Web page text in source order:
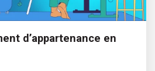
d’appartenance en